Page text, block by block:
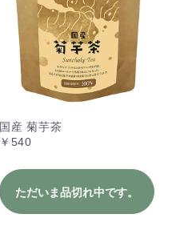
国産 菊芋茶
￥540
ただいま品切れ中です。